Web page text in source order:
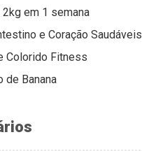
2kg em 1 semana
e Coração Saudáveis
Colorido Fitness
de Banana